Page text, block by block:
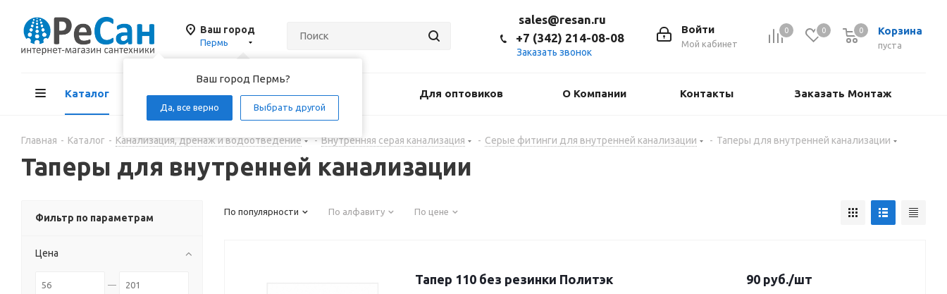
Ваш город
Пермь
Ваш город Пермь?
Да, все верно Выбрать другой
0 0 Корзина
пуста
0
Войти
Мой кабинет
sales@resan.ru
+7 (342) 214-08-08
Заказать звонок
Каталог Акции Доставка Для оптовиков О Компании Контакты Заказать Монтаж
Главная - Каталог - Канализация, дренаж и водоотведение - Внутренняя серая канализация - Серые фитинги для внутренней канализации - Таперы для внутренней канализации
Таперы для внутренней канализации
По популярности По алфавиту По цене
Тапер 110 без резинки Политэк 90 руб./шт
Фильтр по параметрам
Цена